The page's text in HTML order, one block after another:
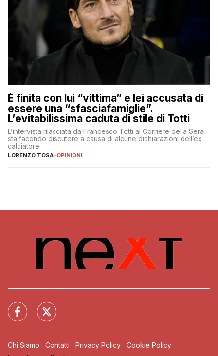
È finita con lui “vittima” e lei accusata di
essere una “sfasciafamiglie”.
L’evitabilissima caduta di stile di Totti
L’intervista rilasciata da Francesco Totti al Corriere della Sera
sta facendo discutere a causa di alcune dichiarazioni dell’ex
calciatore
LORENZO TOSA-OPINIONI
Chi Siamo Contatti Privacy Policy
Cookie Policy